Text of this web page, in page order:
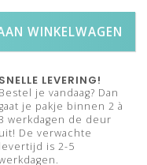
WINKELWAGEN
SNELLE LEVERING!
Bestel je vandaag? Dan
je pakje binnen 2 à
werkdagen de deur
uit! De verwachte
levertijd is 2-5